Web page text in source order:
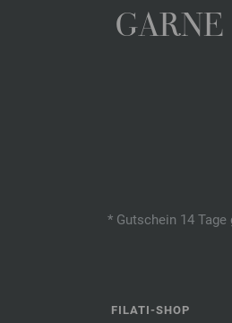
* Gutschein 14
FILATI-SHOP